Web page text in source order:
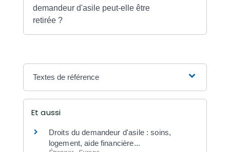
demandeur d'asile peut-elle être
retirée ?
Textes de référence
Et aussi
Droits du demandeur d'asile : soins,
logement, aide financière...